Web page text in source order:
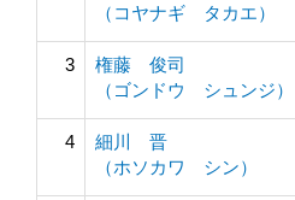
（コヤナギ タカエ）
3
権藤 俊司
（ゴンドウ シュンジ）
4
細川 晋
（ホソカワ シン）